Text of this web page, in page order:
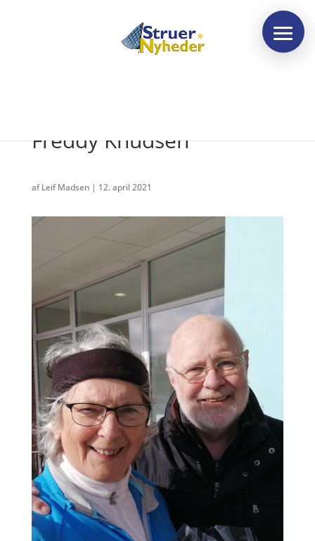
Freddy Knudsen
afLeif Madsen| 12. april 2021